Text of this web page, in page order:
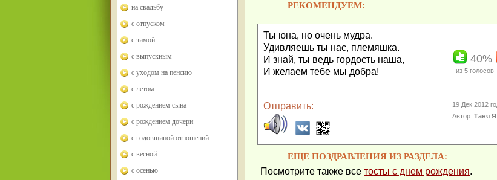
на свадьбу
с отпуском
с зимой
с выпускным
с уходом на пенсию
с летом
с рождением сына
с рождением дочери
с годовщиной отношений
с весной
с осенью
РЕКОМЕНДУЕМ:
Ты юна, но очень мудра.
Удивляешь ты нас, племяшка.
И знай, ты ведь гордость наша,
И желаем тебе мы добра!
40%
из 5 голосов
Отправить:
19 Дек 2012
Автор:Таня Я
ЕЩЕ ПОЗДРАВЛЕНИЯ ИЗ РАЗДЕЛА:
Посмотрите также все тосты с днем рождения.